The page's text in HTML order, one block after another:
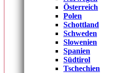
Österreich
Polen
Schottland
Schweden
Slowenien
Spanien
Südtirol
Tschechien